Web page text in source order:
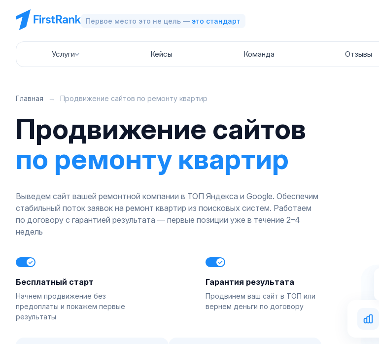
Первое место это не цель — это стандарт
Услуги Кейсы Команда Отзывы
Главная → Продвижение сайтов по ремонту квартир
Продвижение сайтов
по ремонту квартир
Выведем сайт вашей ремонтной компании в ТОП Яндекса и Google. Обеспечим
стабильный поток заявок на ремонт квартир из поисковых систем. Работаем
по договору с гарантией результата — первые позиции уже в течение 2–4
недель
Бесплатный старт
Начнем продвижение без
предоплаты и покажем первые
результаты
Гарантия результата
Продвинем ваш сайт в ТОП или
вернем деньги по договору